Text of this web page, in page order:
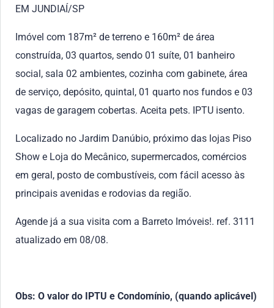
EM JUNDIAÍ/SP
Imóvel com 187m² de terreno e 160m² de área
construída, 03 quartos, sendo 01 suíte, 01 banheiro
social, sala 02 ambientes, cozinha com gabinete, área
de serviço, depósito, quintal, 01 quarto nos fundos e 03
vagas de garagem cobertas. Aceita pets. IPTU isento.
Localizado no Jardim Danúbio, próximo das lojas Piso
Show e Loja do Mecânico, supermercados, comércios
em geral, posto de combustíveis, com fácil acesso às
principais avenidas e rodovias da região.
Agende já a sua visita com a Barreto Imóveis!. ref. 3111
atualizado em 08/08.
Obs: O valor do IPTU e Condomínio, (quando aplicável)